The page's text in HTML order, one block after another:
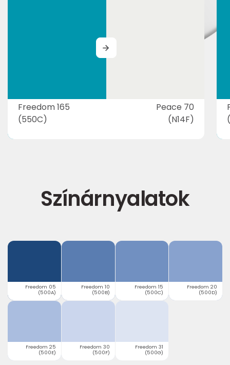
Freedom 165
(550C)
Peace 70
(N14F)
MORE
Színárnyalatok
Freedom 05
(500A)
Freedom 10
(500B)
Freedom 15
(500C)
Freedom 20
(500D)
Freedom 25
(500E)
Freedom 30
(500F)
Freedom 31
(500G)